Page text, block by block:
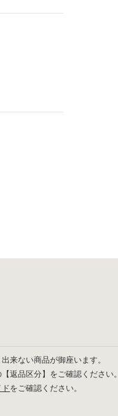
来ない商品が御座います。
返品区分】をご確認ください。
ドをご確認ください。